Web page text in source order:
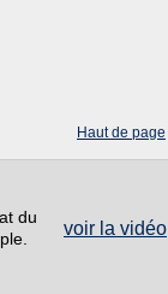
Haut de page
voir la vidéo
du